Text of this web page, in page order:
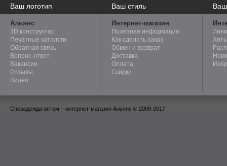
Мы поможем создать
уникальную корпоративную
форму с вашим логотипом.
Ваш логотип
Мы осуществляем пошив
эксклюзивных моделей
одежды по эскизам клиента.
Ваш стиль
Альянс
3D конструктор
Печатные каталоги
Обратная связь
Вопрос-ответ
Вакансии
Отзывы
Видео
Интернет-магазин
Полезная информация
Как сделать заказ
Обмен и возврат
Доставка
Оплата
Скидки
Спецодежда оптом – интернет-магазин Альянс © 2009-2017